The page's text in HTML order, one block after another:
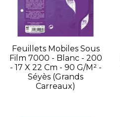
Feuillets Mobiles Sous
Film 7000 - Blanc - 200
- 17 X 22 Cm - 90 G/m² -
Séyès (grands
Carreaux)